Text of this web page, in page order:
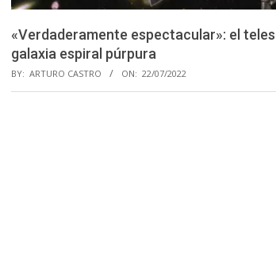
«Verdaderamente espectacular»: el
galaxia espiral púrpura
BY: ARTURO CASTRO ON: 22/07/2022